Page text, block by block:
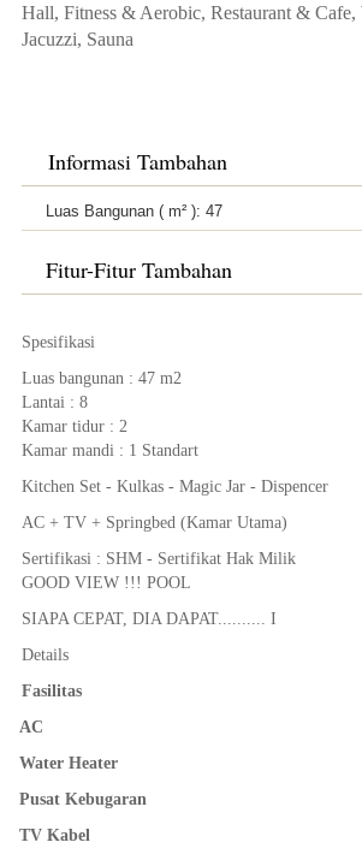
Hall, Fitness & Aerobic, Restaurant & Cafe,
Jacuzzi, Sauna
Informasi Tambahan
Luas Bangunan ( m² ): 47
Fitur-Fitur Tambahan
Spesifikasi
Luas bangunan : 47 m2
Lantai : 8
Kamar tidur : 2
Kamar mandi : 1 Standart
Kitchen Set - Kulkas - Magic Jar - Dispencer
AC + TV + Springbed (Kamar Utama)
Sertifikasi : SHM - Sertifikat Hak Milik
GOOD VIEW !!! POOL
SIAPA CEPAT, DIA DAPAT.......... I
Details
Fasilitas
AC
Water Heater
Pusat Kebugaran
TV Kabel